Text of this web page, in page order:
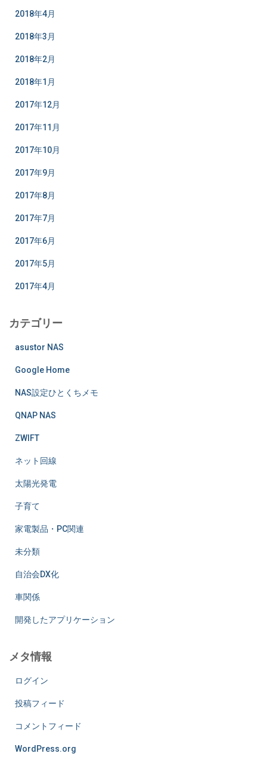
2018年4月
2018年3月
2018年2月
2018年1月
2017年12月
2017年11月
2017年10月
2017年9月
2017年8月
2017年7月
2017年6月
2017年5月
2017年4月
カテゴリー
asustor NAS
Google Home
NAS設定ひとくちメモ
QNAP NAS
ZWIFT
ネット回線
太陽光発電
子育て
家電製品・PC関連
未分類
自治会DX化
車関係
開発したアプリケーション
メタ情報
ログイン
投稿フィード
コメントフィード
WordPress.org